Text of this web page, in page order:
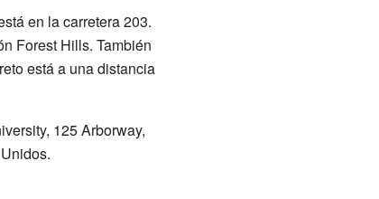
en la carretera 203.
Forest Hills. También
está a una distancia
125 Arborway,